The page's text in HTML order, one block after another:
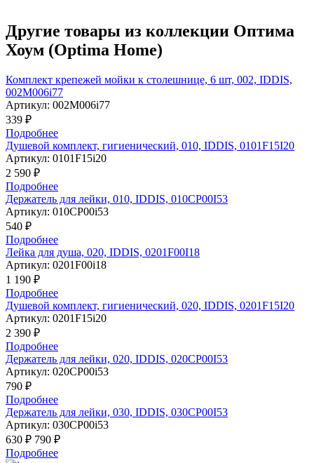
Другие товары из коллекции Оптима
Хоум (Optima Home)
Комплект крепежей мойки к столешнице, 6 шт, 002, IDDIS,
002M006i77
Артикул: 002M006i77
339 ₽
Подробнее
Душевой комплект, гигиенический, 010, IDDIS, 0101F15I20
Артикул: 0101F15i20
2 590 ₽
Подробнее
Держатель для лейки, 010, IDDIS, 010CP00I53
Артикул: 010CP00i53
540 ₽
Подробнее
Лейка для душа, 020, IDDIS, 0201F00I18
Артикул: 0201F00i18
1 190 ₽
Подробнее
Душевой комплект, гигиенический, 020, IDDIS, 0201F15I20
Артикул: 0201F15i20
2 390 ₽
Подробнее
Держатель для лейки, 020, IDDIS, 020CP00I53
Артикул: 020CP00i53
790 ₽
Подробнее
Держатель для лейки, 030, IDDIS, 030CP00I53
Артикул: 030CP00i53
630 ₽ 790 ₽
Подробнее